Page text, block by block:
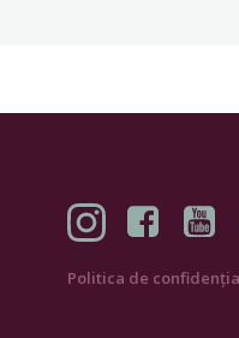
Politica de